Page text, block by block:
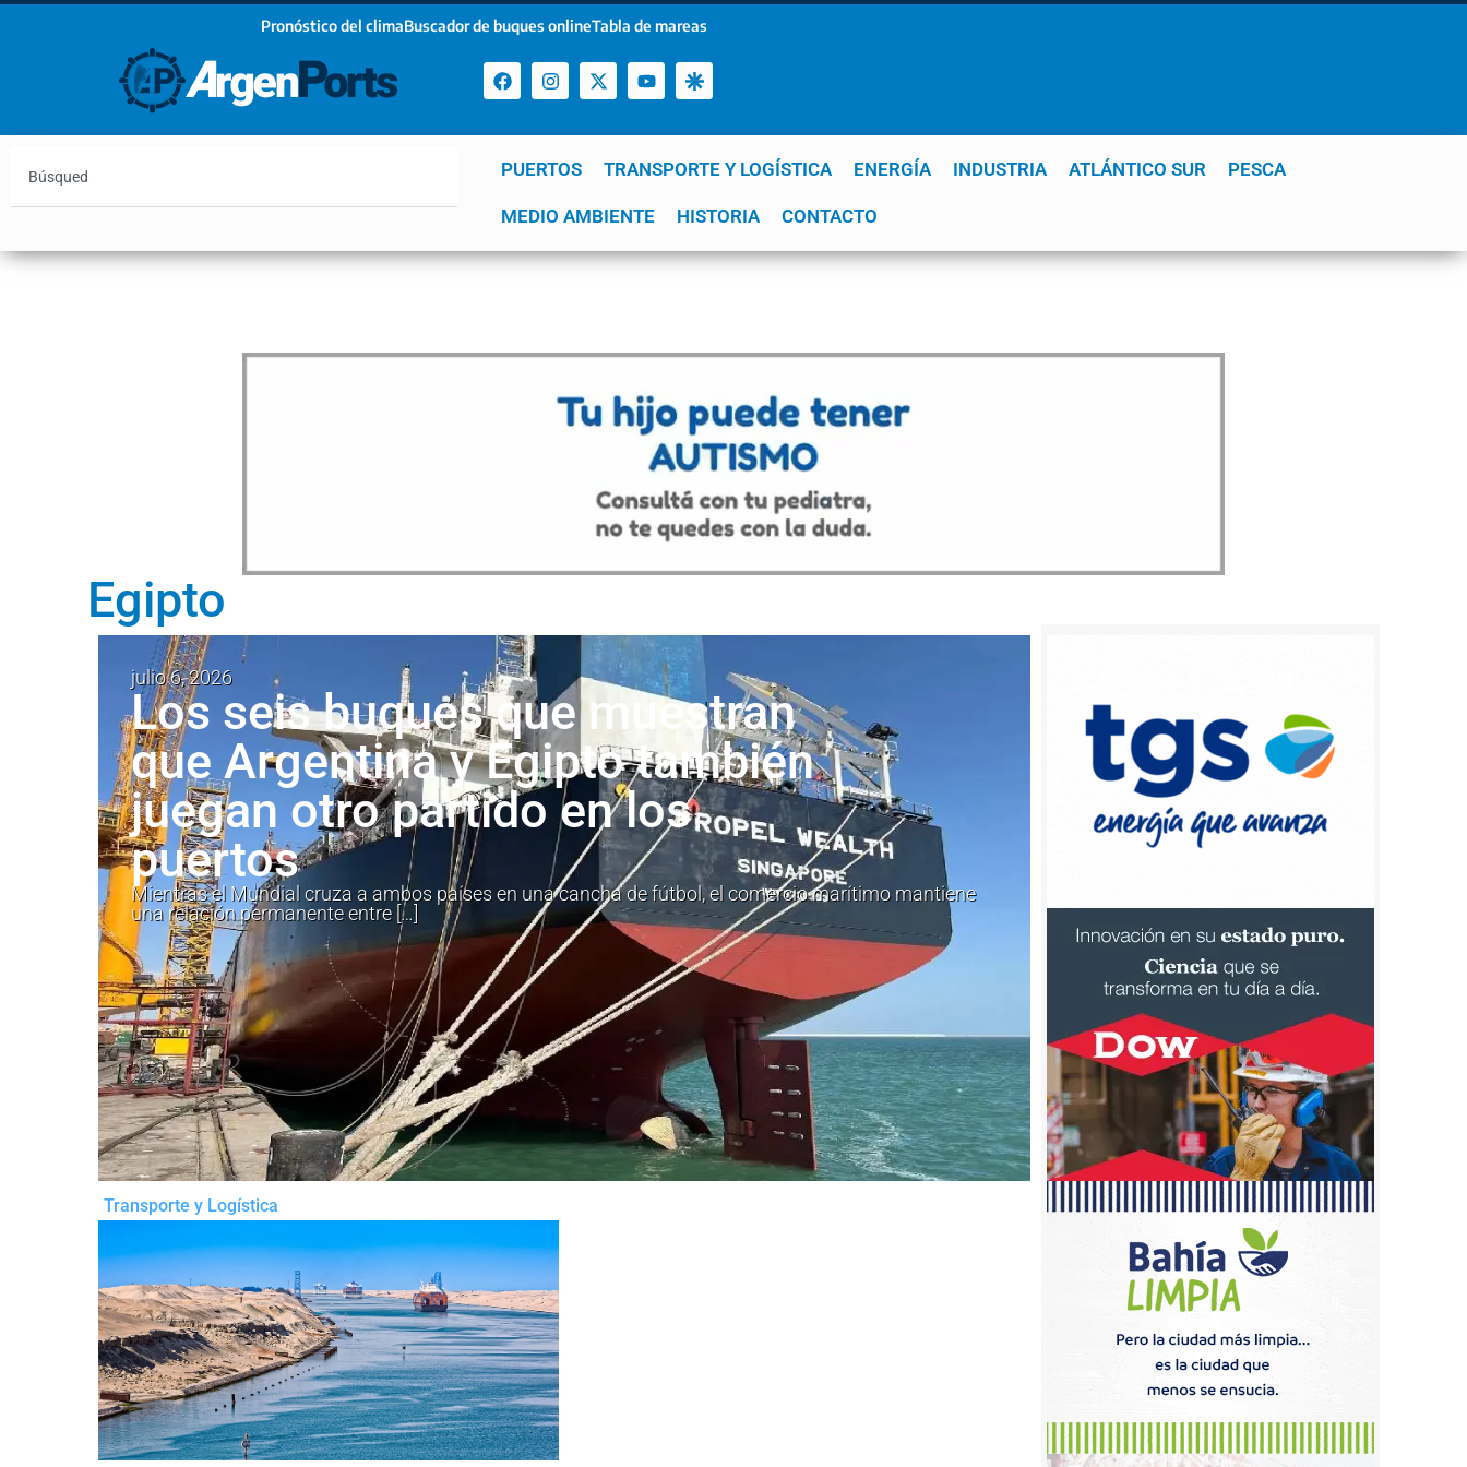
Pronóstico del climaBuscador de buques onlineTabla de mareas
PUERTOS TRANSPORTE Y LOGÍSTICA ENERGÍA INDUSTRIA ATLÁNTICO SUR PESCA
MEDIO AMBIENTE HISTORIA CONTACTO
YPF GNL Mar del Plata Patagonia Quequén
Egipto
julio 6, 2026
Los seis buques que muestran
que Argentina y Egipto también
juegan otro partido en los
puertos
Mientras el Mundial cruza a ambos países en una cancha de fútbol, el comercio marítimo mantiene
una relación permanente entre […]
Transporte y Logística
¡Sumate a nuestro Newsletter!
Email
Estoy de acuerdo con las condiciones y políticas de